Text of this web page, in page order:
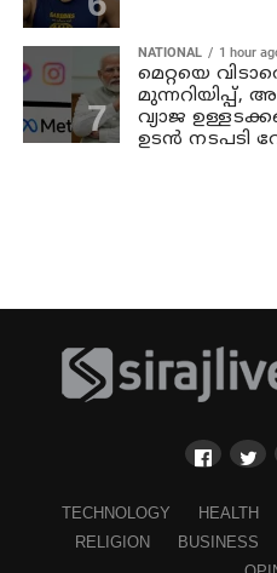
NATIONAL 1 hour
മെറ്റയെ
മുന്നറിയിപ്പ്,
വ്യാജ
ഉടൻ നടപടി
TECHNOLOGY HEALTH
RELIGION
BUSINESS